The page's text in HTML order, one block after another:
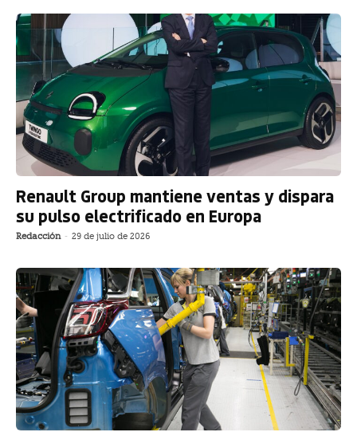
Renault Group mantiene ventas y dispara
su pulso electrificado en Europa
Redacción - 29 de julio de 2026